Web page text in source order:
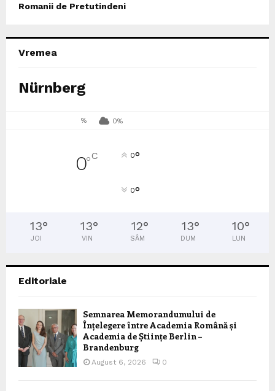
Romanii de Pretutindeni
Vremea
Nürnberg
% 0%
0°C 0°
0°
13°
JOI
13°
VIN
12°
SÂM
13°
DUM
10°
LUN
Editoriale
Semnarea Memorandumului de
Înțelegere între Academia Română și
Academia de Științe Berlin –
Brandenburg
August 6, 2026 0